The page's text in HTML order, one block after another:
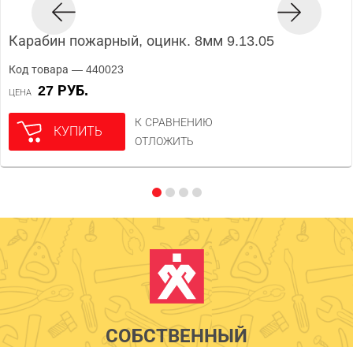
Карабин пожарный, оцинк. 8мм 9.13.05
Код товара — 440023
ЦЕНА 27 РУБ.
КУПИТЬ
К СРАВНЕНИЮ
ОТЛОЖИТЬ
СОБСТВЕННЫЙ